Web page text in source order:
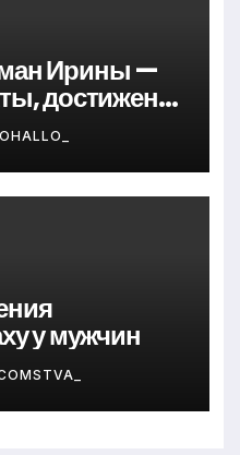
Ирины —
достижения
у мужчин